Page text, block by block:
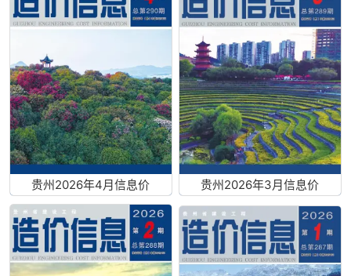
贵州2026年4月信息价 贵州2026年3月信息价